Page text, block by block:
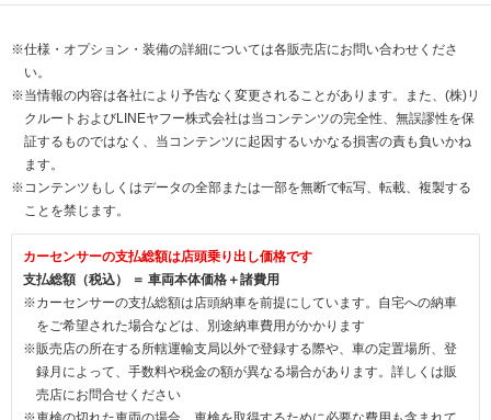
※仕様・オプション・装備の詳細については各販売店にお問い合わせくださ
い。
※当情報の内容は各社により予告なく変更されることがあります。また、(株)リ
クルートおよびLINEヤフー株式会社は当コンテンツの完全性、無誤謬性を保
証するものではなく、当コンテンツに起因するいかなる損害の責も負いかね
ます。
※コンテンツもしくはデータの全部または一部を無断で転写、転載、複製する
ことを禁じます。
カーセンサーの支払総額は店頭乗り出し価格です
支払総額（税込） ＝ 車両本体価格＋諸費用
※カーセンサーの支払総額は店頭納車を前提にしています。自宅への納車
をご希望された場合などは、別途納車費用がかかります
※販売店の所在する所轄運輸支局以外で登録する際や、車の定置場所、登
録月によって、手数料や税金の額が異なる場合があります。詳しくは販
売店にお問合せください